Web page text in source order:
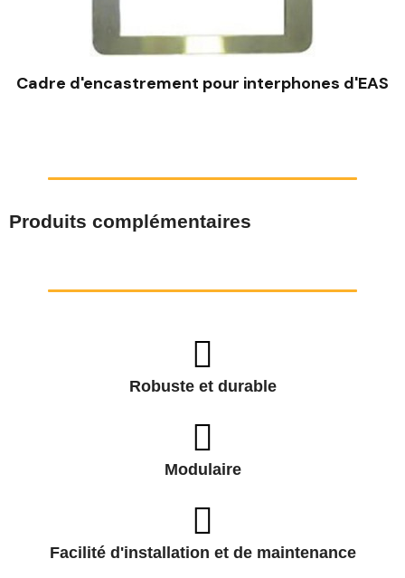
Cadre d'encastrement pour interphones d'EAS
Produits complémentaires
Robuste et durable
Modulaire
Facilité d'installation et de maintenance